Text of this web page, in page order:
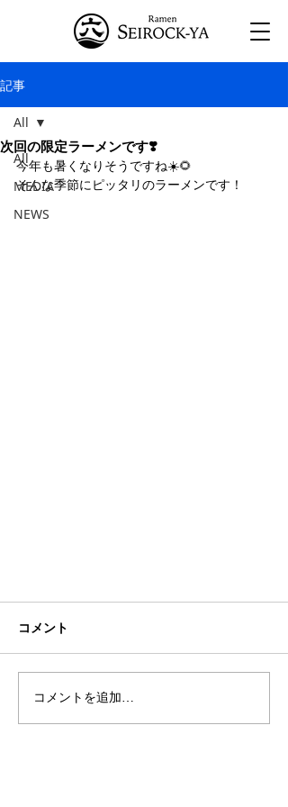
記事
All
MEDIA
NEWS
All
次回の限定ラーメンです❣️
今年も暑くなりそうですね☀️🌻
そんな季節にピッタリのラーメンです！
コメント
コメントを追加…